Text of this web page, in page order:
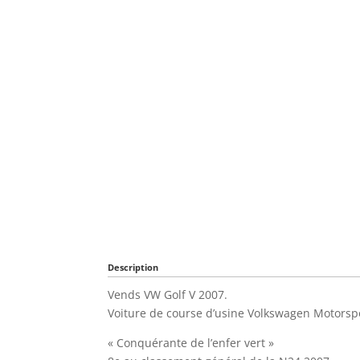
Description
Vends VW Golf V 2007.
Voiture de course d’usine Volkswagen
« Conquérante de l’enfer vert »